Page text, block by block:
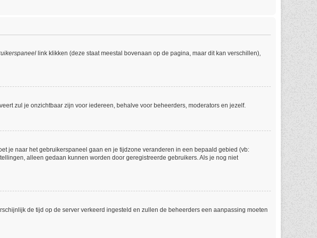
link klikken (deze staat meestal bovenaan op de pagina, maar dit kan verschillen),
zul je onzichtbaar zijn voor iedereen, behalve voor beheerders, moderators en jezelf.
je naar het gebruikerspaneel gaan en je tijdzone veranderen in een bepaald gebied (vb:
alleen gedaan kunnen worden door geregistreerde gebruikers. Als je nog niet
de tijd op de server verkeerd ingesteld en zullen de beheerders een aanpassing moeten